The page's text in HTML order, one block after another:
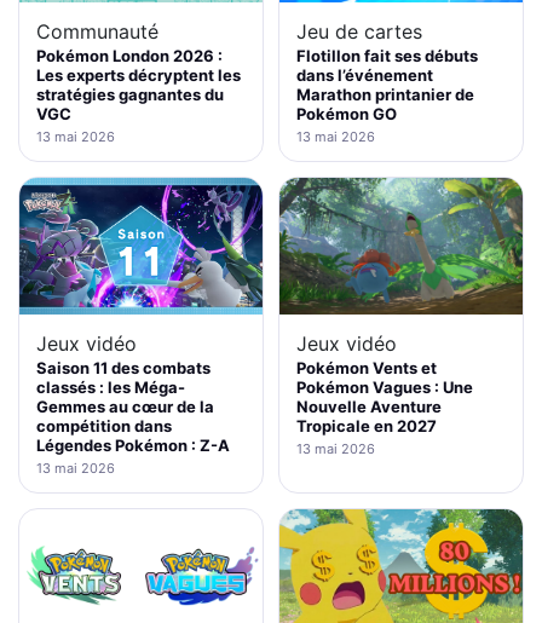
Communauté
Pokémon London 2026 :
Les experts décryptent les
stratégies gagnantes du
VGC
13 mai 2026
Jeu de cartes
Flotillon fait ses débuts
dans l’événement
Marathon printanier de
Pokémon GO
13 mai 2026
Jeux vidéo
Saison 11 des combats
classés : les Méga-
Gemmes au cœur de la
compétition dans
Légendes Pokémon : Z-A
13 mai 2026
Jeux vidéo
Pokémon Vents et
Pokémon Vagues : Une
Nouvelle Aventure
Tropicale en 2027
13 mai 2026